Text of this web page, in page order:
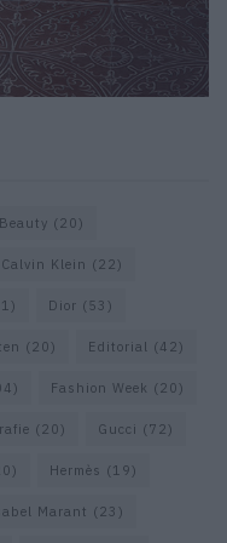
Beauty (20)
Calvin Klein (22)
Dior (53)
(20) Editorial (42)
Fashion Week (20)
(20) Gucci (72)
Hermès (19)
Marant (23)